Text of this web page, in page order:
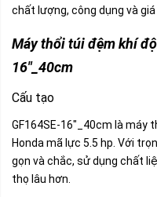
chất lượng, công dụng và
Máy thổi túi đệm khí
16″_40cm
Cấu tạo
GF164SE-16″_40cm là máy
Honda mã lực 5.5 hp. Với
gọn và chắc, sử dụng chất
thọ lâu hơn.